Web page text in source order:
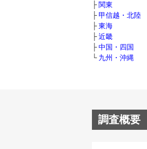
関東
甲信越・北陸
東海
近畿
中国・四国
九州・沖縄
調査概要